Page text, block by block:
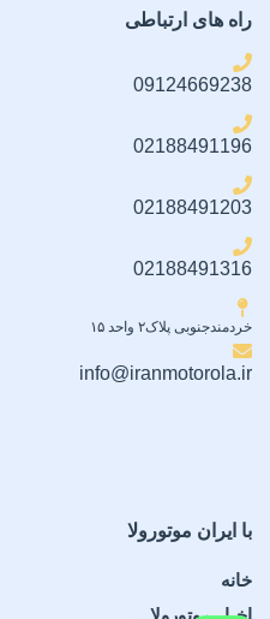
برای الهام گرفتن از ماجراجویی،
راه های ارتباطی
09124669238
02188491196
02188491203
02188491316
خردمندجنوبی پلاک۲ واحد ۱۵
info@iranmotorola.ir
با ایران موتورولا
خانه